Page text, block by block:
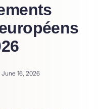
16, 2026